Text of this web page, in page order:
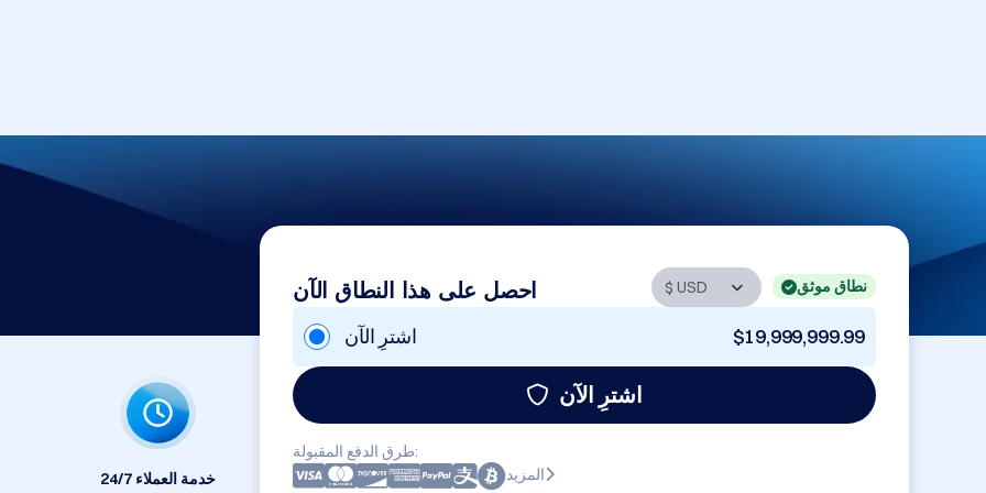
احصل على هذا النطاق الآن نطاق موثق
اشترِ الآن $19,999,999.99
اشترِ الآن
طرق الدفع المقبولة:
المزيد
24/7 خدمة العملاء